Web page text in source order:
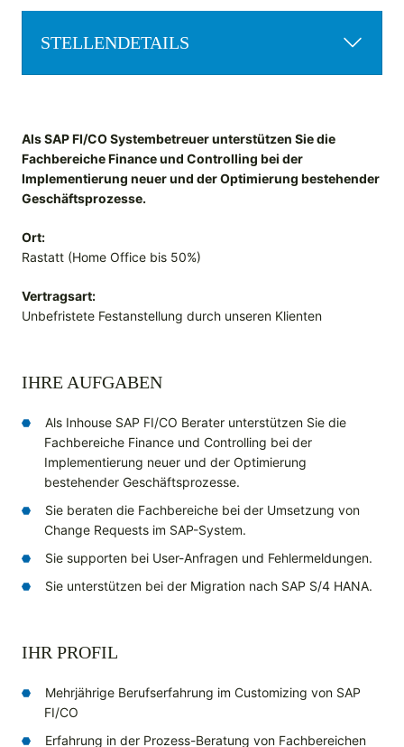
STELLENDETAILS
Als SAP FI/CO Systembetreuer unterstützen Sie die
Fachbereiche Finance und Controlling bei der
Implementierung neuer und der Optimierung bestehender
Geschäftsprozesse.
Ort:
Rastatt (Home Office bis 50%)
Vertragsart:
Unbefristete Festanstellung durch unseren Klienten
IHRE AUFGABEN
Als Inhouse SAP FI/CO Berater unterstützen Sie die
Fachbereiche Finance und Controlling bei der
Implementierung neuer und der Optimierung
bestehender Geschäftsprozesse.
Sie beraten die Fachbereiche bei der Umsetzung von
Change Requests im SAP-System.
Sie supporten bei User-Anfragen und Fehlermeldungen.
Sie unterstützen bei der Migration nach SAP S/4 HANA.
IHR PROFIL
Mehrjährige Berufserfahrung im Customizing von SAP
FI/CO
Erfahrung in der Prozess-Beratung von Fachbereichen